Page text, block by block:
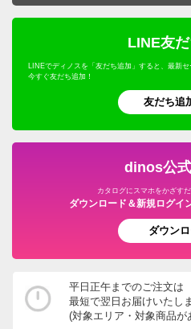
LINE友
LINEでディノスを「友だち追加」すると、最新
今すぐ友だち追加！
友だち追
dinos公
カタログにスマホをかざす
ダウンロード＆新規ログイ
ダウン
平日正午までのご注文は
最短で翌日お届けいたし
(対象エリア・対象商品が